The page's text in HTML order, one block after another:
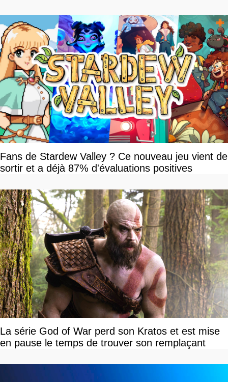
Fans de Stardew Valley ? Ce nouveau jeu vient de
sortir et a déjà 87% d'évaluations positives
La série God of War perd son Kratos et est mise
en pause le temps de trouver son remplaçant